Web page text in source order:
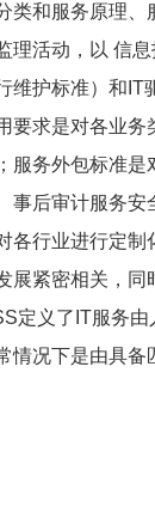
类和服务原理、
理活动，以 信
维护标准）和IT
要求是对各业务
服务外包标准是
事后审计服务安
各行业进行定制
展紧密相关，同
定义了IT服务由
情况下是由具备